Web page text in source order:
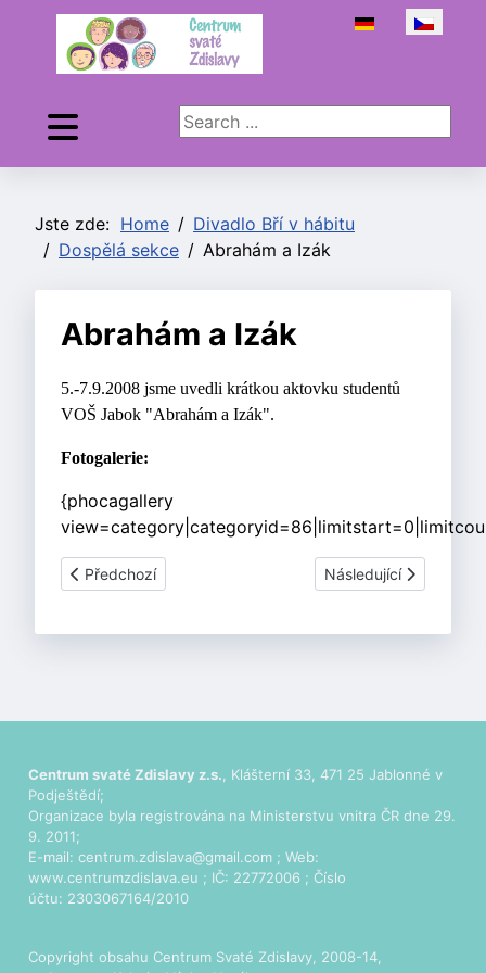
Zvolte jazyk
Search ...
Jste zde: Home
Divadlo Bří v hábitu
Dospělá sekce
Abrahám a Izák
Abrahám a Izák
5.-7.9.2008 jsme uvedli krátkou aktovku studentů
VOŠ Jabok "Abrahám a Izák".
Fotogalerie:
{phocagallery
Předchozí článek: Velmi kratochvilná hra o umučení
Předchozí Další článek:
Následující
Centrum svaté Zdislavy z.s., Klášterní 33, 471 25 Jablonné v
Podještědí;
Organizace byla registrována na Ministerstvu vnitra ČR dne 29.
9. 2011;
E-mail: centrum.zdislava@gmail.com ; Web:
www.centrumzdislava.eu ; IČ: 22772006 ; Číslo
účtu: 2303067164/2010
Copyright obsahu Centrum Svaté Zdislavy, 2008-14,